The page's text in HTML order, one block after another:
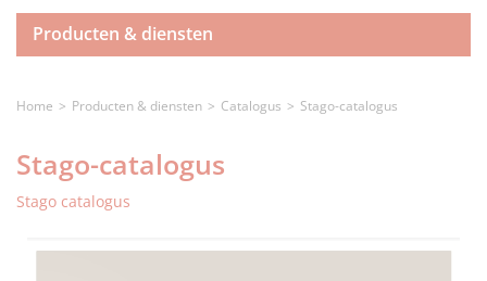
Producten & diensten
Home Producten & diensten Catalogus Stago-catalogus
Stago-catalogus
Stago catalogus
Image